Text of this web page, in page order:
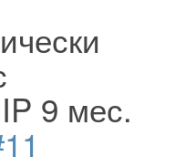
9 мес.